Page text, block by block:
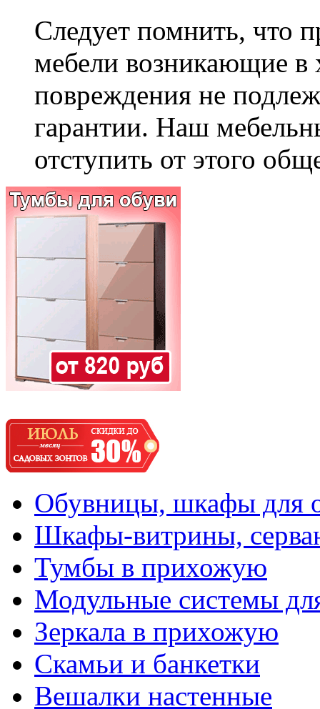
Следует помнить, что
мебели возникающие в
повреждения не
гарантии. Наш
отступить от этого
Обувницы, шкафы для
Шкафы-витрины,
Тумбы в прихожую
Модульные системы
Зеркала в прихожую
Скамьи и банкетки
Вешалки настенные